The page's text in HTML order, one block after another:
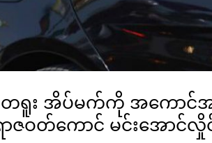
တရူး အိပ်မက်ကို အကောင်
ာဇဝတ်ကောင် မင်းအောင်လှို